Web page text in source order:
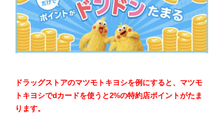
ドラッグストアのマツモトキヨシを例にすると、マツモ
トキヨシでdカードを使うと2%の特約店ポイントがたま
ります。